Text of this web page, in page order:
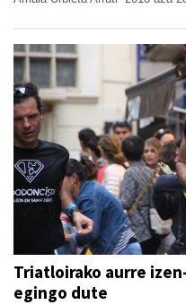
Triatloirako aurre
egingo dute